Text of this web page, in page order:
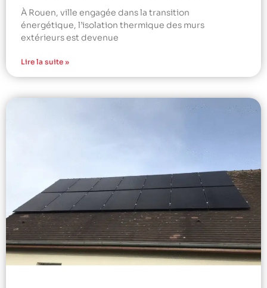
À Rouen, ville engagée dans la transition
énergétique, l’isolation thermique des murs
extérieurs est devenue
Lire la suite »